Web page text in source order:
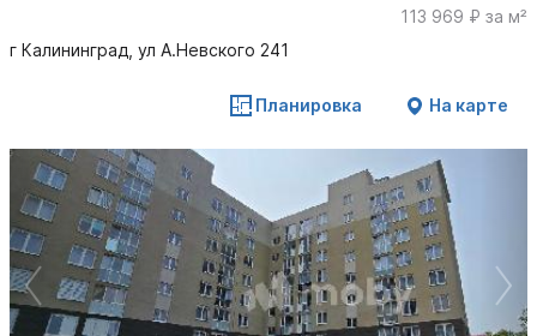
113 969 ₽ за м²
г Калининград, ул А.Невского 241
Планировка На карте